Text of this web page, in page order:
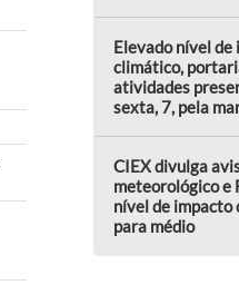
Elevado nível de
climático,
atividades
sexta, 7, pela
CIEX divulga
meteorológico e
nível de impacto
para médio